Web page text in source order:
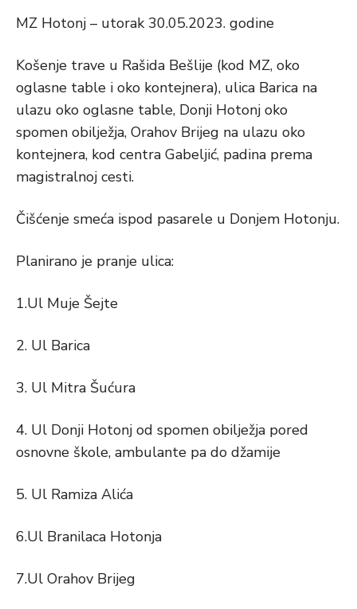
MZ Hotonj – utorak 30.05.2023. godine
Košenje trave u Rašida Bešlije (kod MZ, oko
oglasne table i oko kontejnera), ulica Barica na
ulazu oko oglasne table, Donji Hotonj oko
spomen obilježja, Orahov Brijeg na ulazu oko
kontejnera, kod centra Gabeljić, padina prema
magistralnoj cesti.
Čišćenje smeća ispod pasarele u Donjem Hotonju.
Planirano je pranje ulica:
1.Ul Muje Šejte
2. Ul Barica
3. Ul Mitra Šućura
4. Ul Donji Hotonj od spomen obilježja pored
osnovne škole, ambulante pa do džamije
5. Ul Ramiza Alića
6.Ul Branilaca Hotonja
7.Ul Orahov Brijeg